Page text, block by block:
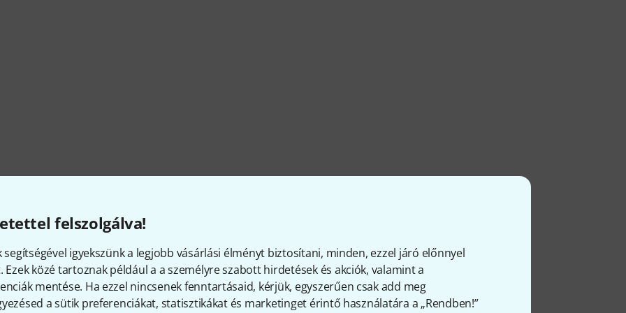
felszolgálva!
segítségével igyekszünk a legjobb vásárlási élményt biztosítani, minden, ezzel járó előnnyel
Ezek közé tartoznak például a a személyre szabott hirdetések és akciók, valamint a
mentése. Ha ezzel nincsenek fenntartásaid, kérjük, egyszerűen csak add meg
a sütik preferenciákat, statisztikákat és marketinget érintő használatára a „Rendben!”
- érdekességek a cégről
RAKTÁRON
20+
Ø ELÉRHETŐSÉG
36.28% (1 év)